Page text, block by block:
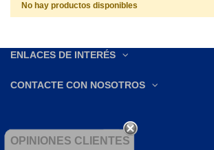
No hay productos disponibles
ENLACES DE INTERÉS
CONTACTE CON NOSOTROS
OPINIONES CLIENTES